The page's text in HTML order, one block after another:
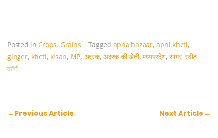
Posted in Crops, Grains Tagged apna bazaar,apni kheti,
ginger, kheti, kisan, MP, अदरक, अदरक की खेती,मध्यप्रदेश, सागर, स्वीट
कॉर्न
Post
←Previous Article Next Article→